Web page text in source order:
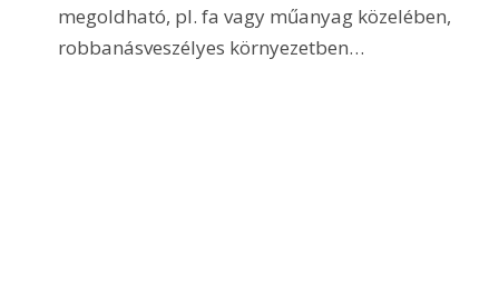
megoldható, pl. fa vagy műanyag közelében,
robbanásveszélyes környezetben…